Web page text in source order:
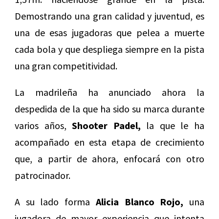
Demostrando una gran calidad y juventud, es
una de esas jugadoras que pelea a muerte
cada bola y que despliega siempre en la pista
una gran competitividad.
La madrileña ha anunciado ahora la
despedida de la que ha sido su marca durante
varios años,Shooter Padel, la que le ha
acompañado en esta etapa de crecimiento
que, a partir de ahora, enfocará con otro
patrocinador.
A su lado forma Alicia Blanco Rojo, una